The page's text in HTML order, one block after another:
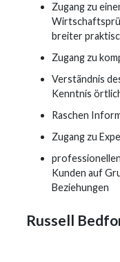
Zugang zu
breiter
Zugang zu
Verständnis
Kenntnis
Raschen
Zugang zu
Kunden auf
Beziehungen
Russell